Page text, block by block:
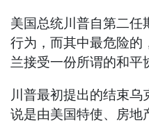
美国总统川普自第二任
行为，而其中最危险的
兰接受一份所谓的和平
川普最初提出的结束乌
说是由美国特使、房